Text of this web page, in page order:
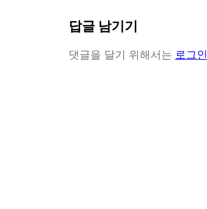
답글 남기기
댓글을 달기 위해서는 로그인